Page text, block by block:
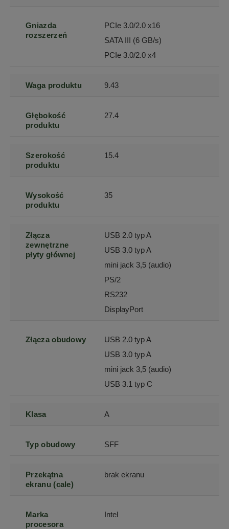
Gniazda
rozszerzeń
PCIe 3.0/2.0 x16
SATA III (6 GB/s)
PCIe 3.0/2.0 x4
Waga produktu 9.43
Głębokość
produktu
27.4
Szerokość
produktu
15.4
Wysokość
produktu
35
Złącza
zewnętrzne
płyty głównej
USB 2.0 typ A
USB 3.0 typ A
mini jack 3,5 (audio)
PS/2
RS232
DisplayPort
Złącza obudowy
USB 2.0 typ A
USB 3.0 typ A
mini jack 3,5 (audio)
USB 3.1 typ C
Klasa A
Typ obudowy SFF
Przekątna
ekranu (cale)
brak ekranu
Marka
procesora
Intel